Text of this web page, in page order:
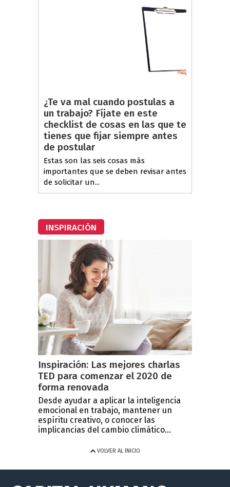
¿Te va mal cuando postulas a
un trabajo? Fíjate en este
checklist de cosas en las que te
tienes que fijar siempre antes
de postular
Estas son las seis cosas más
importantes que se deben revisar antes
de solicitar un...
INSPIRACIÓN
Inspiración: Las mejores charlas
TED para comenzar el 2020 de
forma renovada
Desde ayudar a aplicar la inteligencia
emocional en trabajo, mantener un
espíritu creativo, o conocer las
implicancias del cambio climático...
VOLVER AL INICIO